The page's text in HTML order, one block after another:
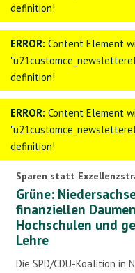
definition!
ERROR: Content Element
definition!
ERROR: Content Element
definition!
Sparen statt
Grüne:
finanziellen
Hochschulen und
Lehre
Die SPD/CDU-Koalition in